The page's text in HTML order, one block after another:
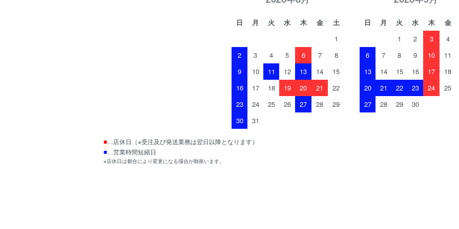
日 月 火 水 木 金
土
1
2
3 4 5 6 7
8
9
10 11 12 13 14
15
16
17 18 19 20 21
22
23
24 25 26 27 28
29
30
31
日 月 火 水 木 金
1
2 3 4
6
7 8 9 10 11
13
14 15 16 17 18
20
21 22 23 24 25
27
28 29 30
■…店休日（※受注及び発送業務は翌日以降となります）
■…営業時間短縮日
※店休日は都合により変更になる場合が御座います。